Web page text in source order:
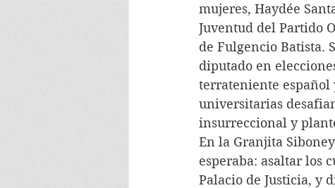
mujeres, Haydée
Juventud del Partido
de Fulgencio Batista.
diputado en
terrateniente español
universitarias
insurreccional y
En la Granjita
esperaba: asaltar los
Palacio de Justicia, y